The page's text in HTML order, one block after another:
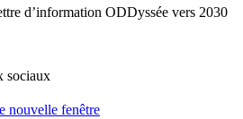
d’information ODDyssée vers 2030
sociaux
nouvelle fenêtre